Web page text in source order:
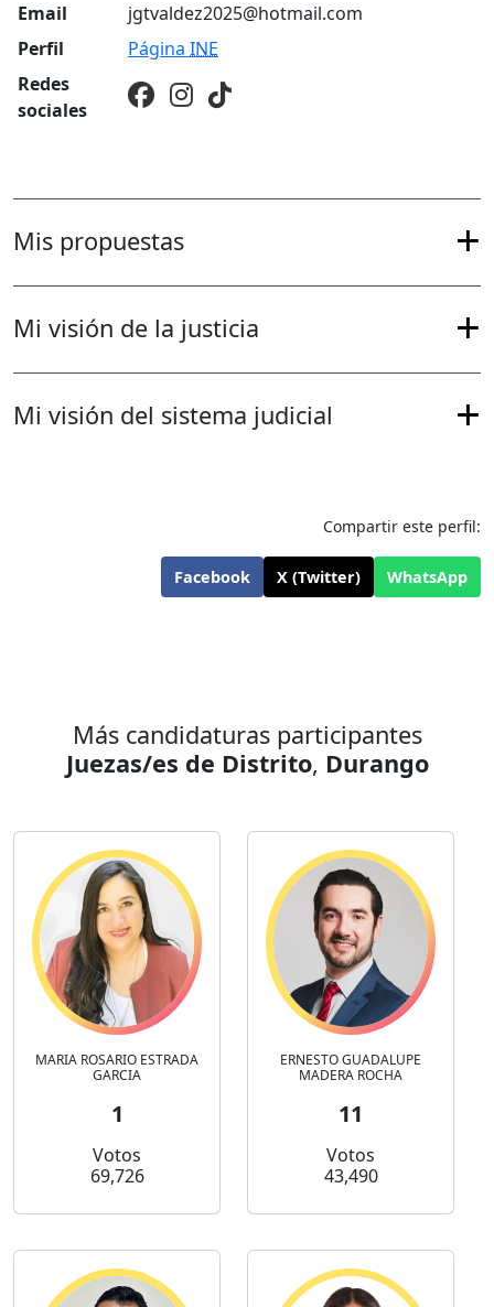
Email
jgtvaldez2025@hotmail.com
Perfil
Página INE
Redes
sociales
Mis propuestas
Mi visión de la justicia
Mi visión del sistema judicial
Compartir este perfil:
Facebook X (Twitter) WhatsApp
Más candidaturas participantes
Juezas/es de Distrito, Durango
MARIA ROSARIO ESTRADA
GARCIA
1
Votos
69,726
ERNESTO GUADALUPE
MADERA ROCHA
11
Votos
43,490